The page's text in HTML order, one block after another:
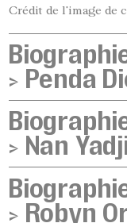
Crédit de l'image de
> Penda
> Nan
> Robyn